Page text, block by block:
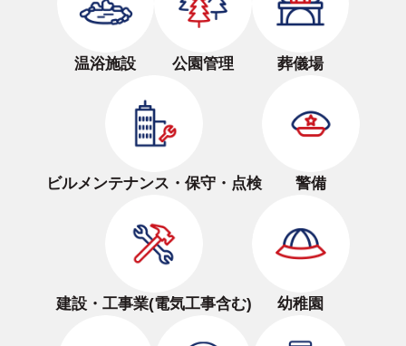
温浴施設 公園管理 葬儀場
ビルメンテナンス・保守・点検 警備
建設・工事業(電気工事含む) 幼稚園